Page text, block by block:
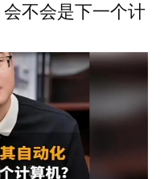
不会是下一个计